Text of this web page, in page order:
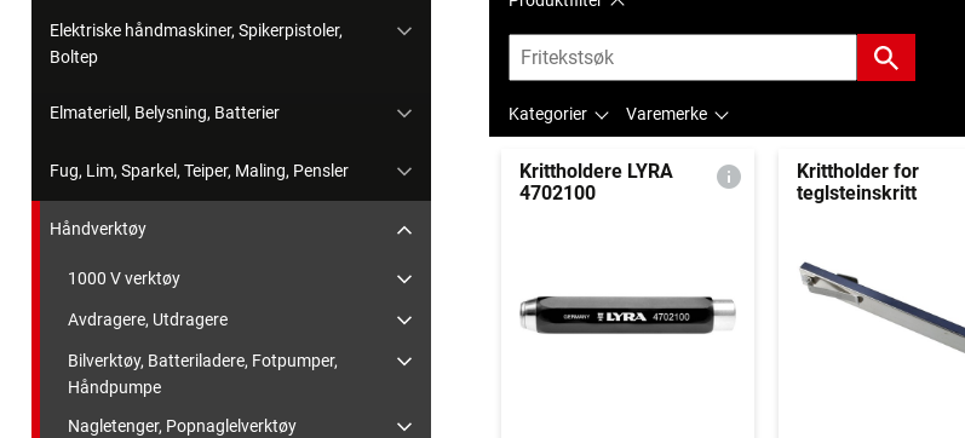
Elektriske håndmaskiner, Spikerpistoler,
Boltep
Elmateriell, Belysning, Batterier
Fug, Lim, Sparkel, Teiper, Maling, Pensler
Håndverktøy
1000 V verktøy
Avdragere, Utdragere
Bilverktøy, Batteriladere, Fotpumper,
Håndpumpe
Nagletenger, Popnaglelverktøy
Kategorier Varemerke
Krittholdere LYRA
4702100
Krittholder for
teglsteinskritt